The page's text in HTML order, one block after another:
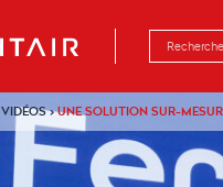
VIDÉOS›UNE SOLUTION SUR-